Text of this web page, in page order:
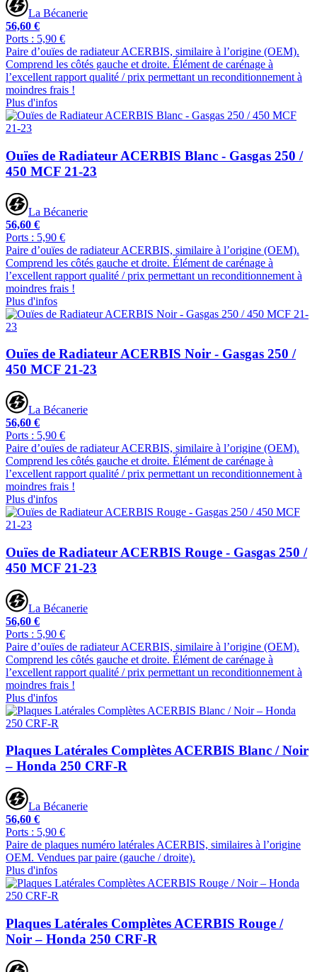
La Bécanerie
56,60 €
Ports : 5,90 €
Paire d’ouïes de radiateur ACERBIS, similaire à l’origine (OEM).
Comprend les côtés gauche et droite. Élément de carénage à
l’excellent rapport qualité / prix permettant un reconditionnement à
moindres frais !
Plus d'infos
Ouïes de Radiateur ACERBIS Blanc - Gasgas 250 /
450 MCF 21-23
La Bécanerie
56,60 €
Ports : 5,90 €
Paire d’ouïes de radiateur ACERBIS, similaire à l’origine (OEM).
Comprend les côtés gauche et droite. Élément de carénage à
l’excellent rapport qualité / prix permettant un reconditionnement à
moindres frais !
Plus d'infos
Ouïes de Radiateur ACERBIS Noir - Gasgas 250 /
450 MCF 21-23
La Bécanerie
56,60 €
Ports : 5,90 €
Paire d’ouïes de radiateur ACERBIS, similaire à l’origine (OEM).
Comprend les côtés gauche et droite. Élément de carénage à
l’excellent rapport qualité / prix permettant un reconditionnement à
moindres frais !
Plus d'infos
Ouïes de Radiateur ACERBIS Rouge - Gasgas 250 /
450 MCF 21-23
La Bécanerie
56,60 €
Ports : 5,90 €
Paire d’ouïes de radiateur ACERBIS, similaire à l’origine (OEM).
Comprend les côtés gauche et droite. Élément de carénage à
l’excellent rapport qualité / prix permettant un reconditionnement à
moindres frais !
Plus d'infos
Plaques Latérales Complètes ACERBIS Blanc / Noir
– Honda 250 CRF-R
La Bécanerie
56,60 €
Ports : 5,90 €
Paire de plaques numéro latérales ACERBIS, similaires à l’origine
OEM. Vendues par paire (gauche / droite).
Plus d'infos
Plaques Latérales Complètes ACERBIS Rouge /
Noir – Honda 250 CRF-R